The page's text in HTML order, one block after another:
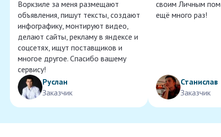
Воркзиле за меня размещают
объявления, пишут тексты, создают
инфографику, монтируют видео,
делают сайты, рекламу в яндексе и
соцсетях, ищут поставщиков и
многое другое. Спасибо вашему
сервису!
Руслан
Заказчик
своим Личным
ещё много раз!
Станислав
Заказчик